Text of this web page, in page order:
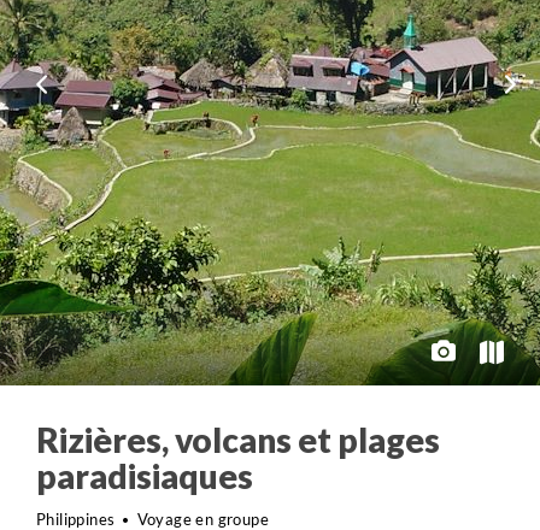
Rizières, volcans et plages
paradisiaques
Philippines Voyage en groupe